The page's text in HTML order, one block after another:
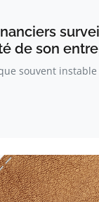
de son
souvent